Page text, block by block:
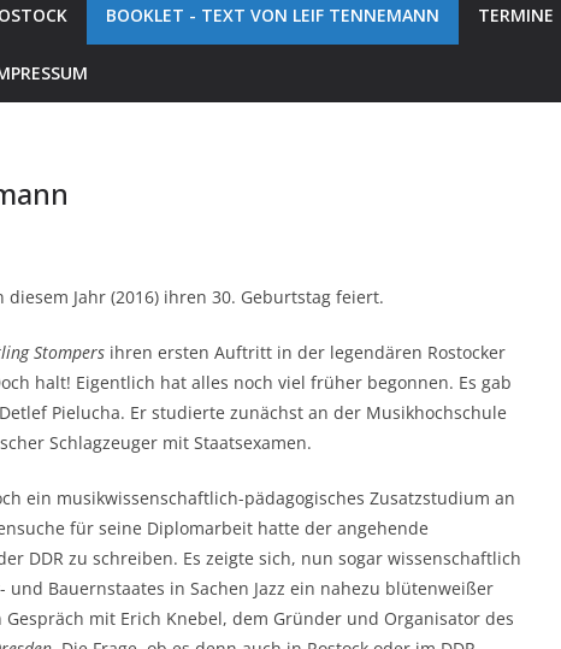
BOOKLET - TEXT VON LEIF TENNEMANN TERMINE
Jahr (2016) ihren 30. Geburtstag feiert.
Stompers ihren ersten Auftritt in der legendären Rostocker
halt! Eigentlich hat alles noch viel früher begonnen. Es gab
Pielucha. Er studierte zunächst an der Musikhochschule
Schlagzeuger mit Staatsexamen.
ein musikwissenschaftlich-pädagogisches Zusatzstudium an
für seine Diplomarbeit hatte der angehende
DDR zu schreiben. Es zeigte sich, nun sogar wissenschaftlich
Bauernstaates in Sachen Jazz ein nahezu blütenweißer
mit Erich Knebel, dem Gründer und Organisator des